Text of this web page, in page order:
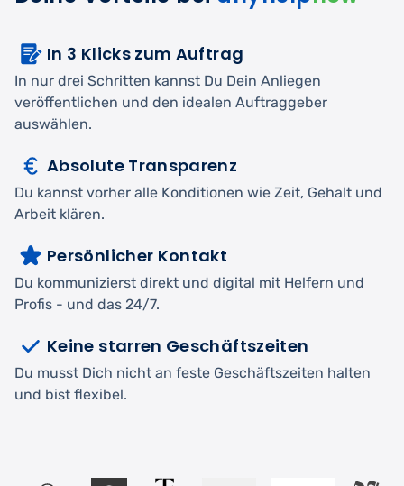
In 3 Klicks zum Auftrag
In nur drei Schritten kannst Du Dein Anliegen
veröffentlichen und den idealen Auftraggeber
auswählen.
Absolute Transparenz
Du kannst vorher alle Konditionen wie Zeit, Gehalt und
Arbeit klären.
Persönlicher Kontakt
Du kommunizierst direkt und digital mit Helfern und
Profis - und das 24/7.
Keine starren Geschäftszeiten
Du musst Dich nicht an feste Geschäftszeiten halten
und bist flexibel.